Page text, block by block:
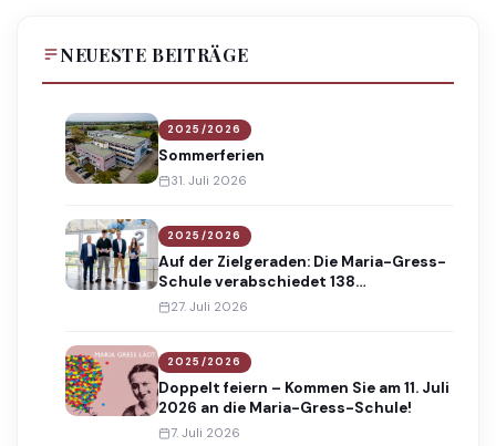
NEUESTE BEITRÄGE
2025/2026
Sommerferien
31. Juli 2026
2025/2026
Auf der Zielgeraden: Die Maria-Gress-
Schule verabschiedet 138
Absolventinnen und Absolventen
27. Juli 2026
2025/2026
Doppelt feiern – Kommen Sie am 11. Juli
2026 an die Maria-Gress-Schule!
7. Juli 2026